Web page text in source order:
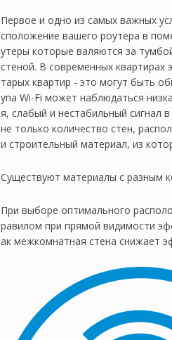
Первое и одно из самых важных
сположение вашего роутера в
утеры которые валяются за
стеной. В современных
тарых квартир - это могут быть
упа Wi-Fi может наблюдаться
я, слабый и нестабильный сигнал
не только количество стен,
и строительный материал, из
Существуют материалы с разным
При выборе оптимального
равилом при прямой видимости
ак межкомнатная стена снижает